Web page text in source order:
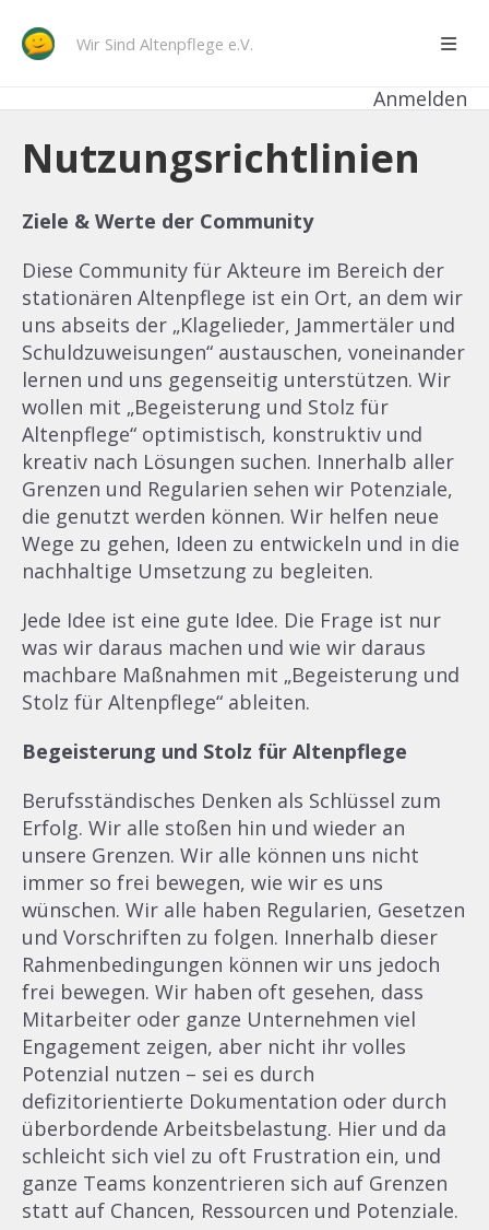
Wir Sind Altenpflege e.V.
Anmelden
Nutzungsrichtlinien
Ziele & Werte der Community
Diese Community für Akteure im Bereich der
stationären Altenpflege ist ein Ort, an dem wir
uns abseits der „Klagelieder, Jammertäler und
Schuldzuweisungen“ austauschen, voneinander
lernen und uns gegenseitig unterstützen. Wir
wollen mit „Begeisterung und Stolz für
Altenpflege“ optimistisch, konstruktiv und
kreativ nach Lösungen suchen. Innerhalb aller
Grenzen und Regularien sehen wir Potenziale,
die genutzt werden können. Wir helfen neue
Wege zu gehen, Ideen zu entwickeln und in die
nachhaltige Umsetzung zu begleiten.
Jede Idee ist eine gute Idee. Die Frage ist nur
was wir daraus machen und wie wir daraus
machbare Maßnahmen mit „Begeisterung und
Stolz für Altenpflege“ ableiten.
Begeisterung und Stolz für Altenpflege
Berufsständisches Denken als Schlüssel zum
Erfolg. Wir alle stoßen hin und wieder an
unsere Grenzen. Wir alle können uns nicht
immer so frei bewegen, wie wir es uns
wünschen. Wir alle haben Regularien, Gesetzen
und Vorschriften zu folgen. Innerhalb dieser
Rahmenbedingungen können wir uns jedoch
frei bewegen. Wir haben oft gesehen, dass
Mitarbeiter oder ganze Unternehmen viel
Engagement zeigen, aber nicht ihr volles
Potenzial nutzen – sei es durch
defizitorientierte Dokumentation oder durch
überbordende Arbeitsbelastung. Hier und da
schleicht sich viel zu oft Frustration ein, und
ganze Teams konzentrieren sich auf Grenzen
statt auf Chancen, Ressourcen und Potenziale.